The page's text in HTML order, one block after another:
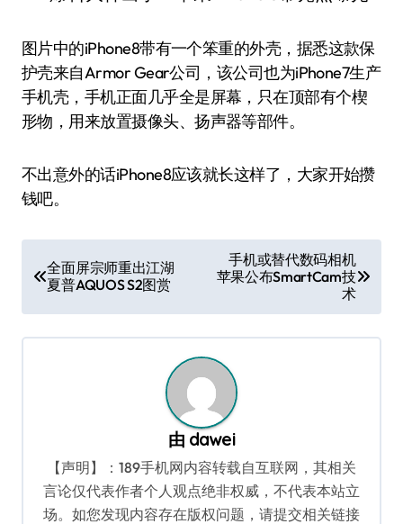
图片中的iPhone8带有一个笨重的外壳，据悉这款保
护壳来自Armor Gear公司，该公司也为iPhone7生产
手机壳，手机正面几乎全是屏幕，只在顶部有个楔
形物，用来放置摄像头、扬声器等部件。
不出意外的话iPhone8应该就长这样了，大家开始攒
钱吧。
章
导
航
全面屏宗师重出江湖
夏普AQUOS S2图赏
手机或替代数码相机
苹果公布SmartCam技
术
由 dawei
【声明】：189手机网内容转载自互联网，其相关
言论仅代表作者个人观点绝非权威，不代表本站立
场。如您发现内容存在版权问题，请提交相关链接